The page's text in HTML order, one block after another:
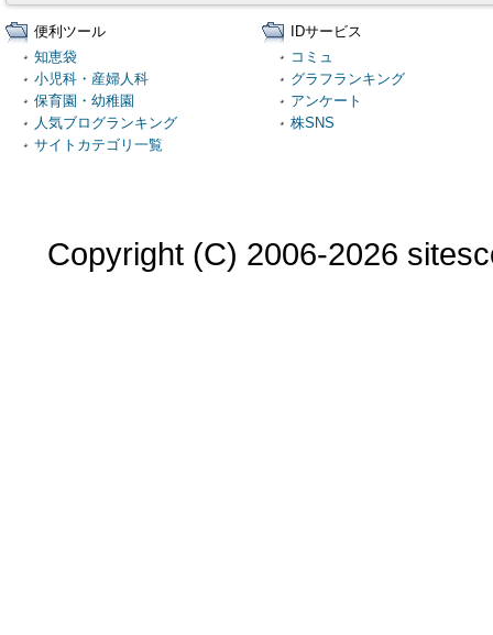
便利ツール
知恵袋
小児科・産婦人科
保育園・幼稚園
人気ブログランキング
サイトカテゴリ一覧
IDサービス
コミュ
グラフランキング
アンケート
株SNS
Copyright (C) 2006-2026